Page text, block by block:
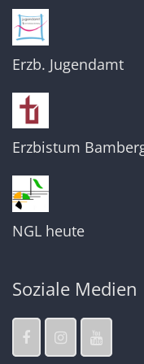
Erzb. Jugendamt
Erzbistum
NGL heute
Soziale Medien